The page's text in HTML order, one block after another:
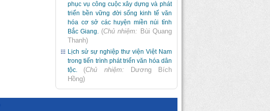
phục vụ công cuộc xây dựng và phát
triển bền vững đời sống kinh tế văn
hóa cơ sở các huyện miền núi tỉnh
Bắc Giang. (Chủ nhiệm: Bùi Quang
Thanh)
Lịch sử sự nghiệp thư viện Việt Nam
trong tiến trình phát triển văn hóa dân
tộc.
(Chủ nhiệm:
Dương Bích
Hồng)